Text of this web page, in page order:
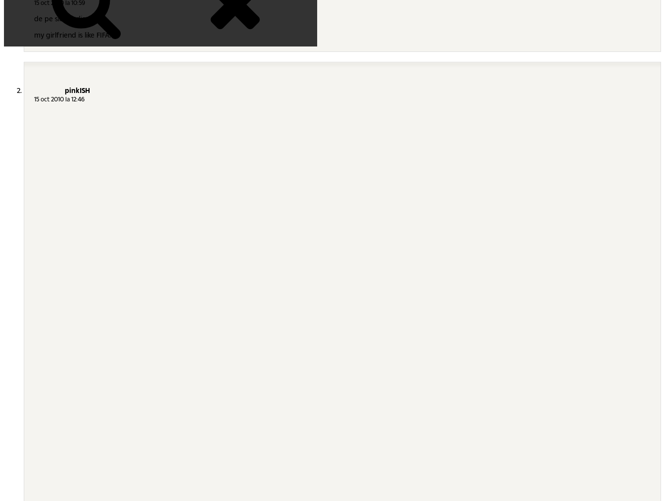
15 oct 2010 la 10:59
de pe sickipedia:
my girlfriend is like FIFA. 11.
pinkISH
15 oct 2010 la 12:46